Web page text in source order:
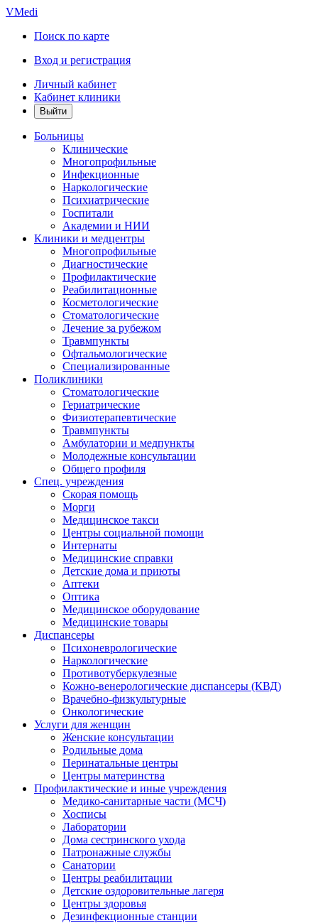
VMedi
Поиск по карте
Вход и регистрация
Личный кабинет
Кабинет клиники
Больницы
Клинические
Многопрофильные
Инфекционные
Наркологические
Психиатрические
Госпитали
Академии и НИИ
Клиники и медцентры
Многопрофильные
Диагностические
Профилактические
Реабилитационные
Косметологические
Стоматологические
Лечение за рубежом
Травмпункты
Офтальмологические
Специализированные
Поликлиники
Стоматологические
Гериатрические
Физиотерапевтические
Травмпункты
Амбулатории и медпункты
Молодежные консультации
Общего профиля
Спец. учреждения
Скорая помощь
Морги
Медицинское такси
Центры социальной помощи
Интернаты
Медицинские справки
Детские дома и приюты
Аптеки
Оптика
Медицинское оборудование
Медицинские товары
Диспансеры
Психоневрологические
Наркологические
Противотуберкулезные
Кожно-венерологические диспансеры (КВД)
Врачебно-физкультурные
Онкологические
Услуги для женщин
Женские консультации
Родильные дома
Перинатальные центры
Центры материнства
Профилактические и иные учреждения
Медико-санитарные части (МСЧ)
Хосписы
Лаборатории
Дома сестринского ухода
Патронажные службы
Санатории
Центры реабилитации
Детские оздоровительные лагеря
Центры здоровья
Дезинфекционные станции